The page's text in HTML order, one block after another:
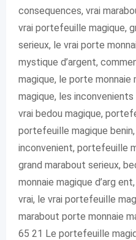
consequences, vrai
vrai portefeuille magique,
serieux, le vrai porte
mystique d’argent,
magique, le porte monnaie
magique, les
vrai bedou magique,
portefeuille magique
inconvenient, portefeuille
grand marabout serieux,
monnaie magique d’arg
vrai, le vrai portefeuille
marabout porte monnaie
65 21 Le portefeuille